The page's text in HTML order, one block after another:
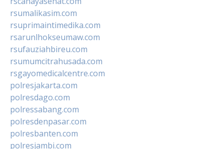
rsumalikasim.com
rsuprimaintimedika.com
rsarunlhokseumaw.com
rsufauziahbireu.com
rsumumcitrahusada.com
rsgayomedicalcentre.com
polresjakarta.com
polresdago.com
polressabang.com
polresdenpasar.com
polresbanten.com
polresjambi.com